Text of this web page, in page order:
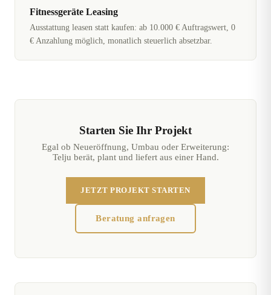
Fitnessgeräte Leasing
Ausstattung leasen statt kaufen: ab 10.000 € Auftragswert, 0
€ Anzahlung möglich, monatlich steuerlich absetzbar.
Starten Sie Ihr Projekt
Egal ob Neueröffnung, Umbau oder Erweiterung:
Telju berät, plant und liefert aus einer Hand.
JETZT PROJEKT STARTEN
Beratung anfragen